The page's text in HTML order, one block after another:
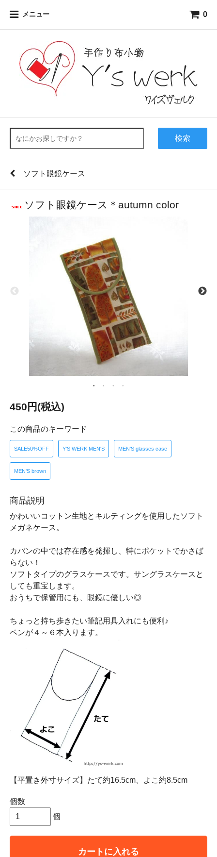
メニュー 0
検索
ソフト眼鏡ケース
ソフト眼鏡ケース＊autumn color
450円(税込)
この商品のキーワード
SALE50%OFF Y'S WERK MEN'S MEN'S glasses case
MEN'S brown
商品説明
かわいいコットン生地とキルティングを使用したソフト
メガネケース。
カバンの中では存在感を発揮し、特にポケットでかさば
らない！
ソフトタイプのグラスケースです。サングラスケースと
しても重宝します。
おうちで保管用にも、眼鏡に優しい◎
ちょっと持ち歩きたい筆記用具入れにも便利♪
ペンが４～６本入ります。
【平置き外寸サイズ】たて約16.5cm、よこ約8.5cm
個数
個
カートに入れる